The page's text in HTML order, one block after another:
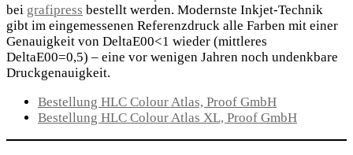
bei grafipress bestellt werden. Modernste Inkjet-Technik
gibt im eingemessenen Referenzdruck alle Farben mit einer
Genauigkeit von DeltaE00<1 wieder (mittleres
DeltaE00=0,5) – eine vor wenigen Jahren noch undenkbare
Druckgenauigkeit.
Bestellung HLC Colour Atlas, Proof GmbH
Bestellung HLC Colour Atlas XL, Proof GmbH